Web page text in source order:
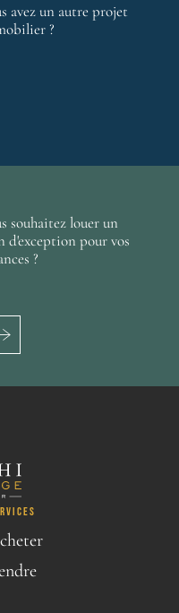
avez un autre projet
?
souhaitez louer un
d'exception pour vos
?